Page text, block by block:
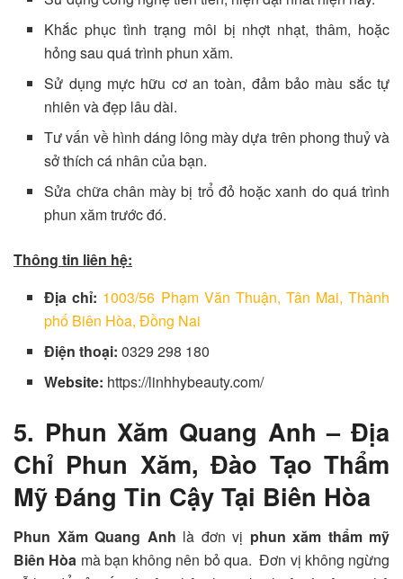
Khắc phục tình trạng môi bị nhợt nhạt, thâm, hoặc
hỏng sau quá trình phun xăm.
Sử dụng mực hữu cơ an toàn, đảm bảo màu sắc tự
nhiên và đẹp lâu dài.
Tư vấn về hình dáng lông mày dựa trên phong thuỷ và
sở thích cá nhân của bạn.
Sửa chữa chân mày bị trổ đỏ hoặc xanh do quá trình
phun xăm trước đó.
Thông tin liên hệ:
Địa chỉ: 1003/56 Phạm Văn Thuận, Tân Mai, Thành
phố Biên Hòa, Đồng Nai
Điện thoại:0329 298 180
Website: https://linhhybeauty.com/
5. Phun Xăm Quang Anh – Địa
Chỉ Phun Xăm, Đào Tạo Thẩm
Mỹ Đáng Tin Cậy Tại Biên Hòa
Phun Xăm Quang Anh là đơn vị phun xăm thẩm mỹ
Biên Hòa mà bạn không nên bỏ qua. Đơn vị không ngừng